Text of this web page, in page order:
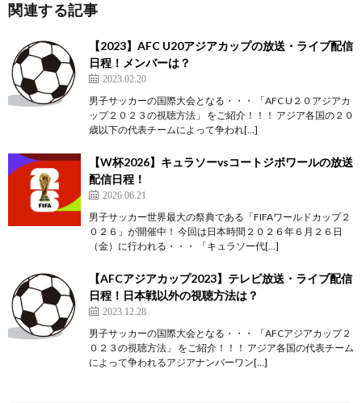
関連する記事
【2023】AFC U20アジアカップの放送・ライブ配信
日程！メンバーは？
2023.02.20
男子サッカーの国際大会となる・・・ 「AFC U２０アジアカ
ップ２０２３の視聴方法」 をご紹介！！！ アジア各国の２０
歳以下の代表チームによって争われ[…]
【W杯2026】キュラソーvsコートジボワールの放送
配信日程！
2026.06.21
男子サッカー世界最大の祭典である「FIFAワールドカップ２
０２６」が開催中！ 今回は日本時間２０２６年６月２６日
（金）に行われる・・・ 「キュラソー代[…]
【AFCアジアカップ2023】テレビ放送・ライブ配信
日程！日本戦以外の視聴方法は？
2023.12.28
男子サッカーの国際大会となる・・・ 「AFCアジアカップ２
０２３の視聴方法」 をご紹介！！！ アジア各国の代表チーム
によって争われるアジアナンバーワン[…]